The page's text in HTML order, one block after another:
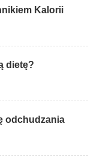
Kalorii
dietę?
odchudzania